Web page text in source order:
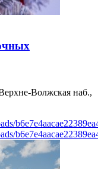
Волжская наб.,